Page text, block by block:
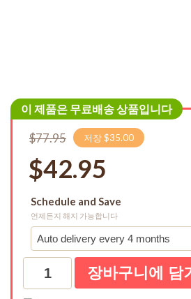
이 제품은 무료배송 상품입니다
$77.95 저장 $35.00
$42.95
Schedule and Save
언제든지 해지 가능합니다